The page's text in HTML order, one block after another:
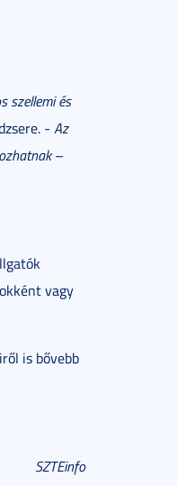
szellemi és
- Az
–
vagy
is bővebb
SZTEinfo